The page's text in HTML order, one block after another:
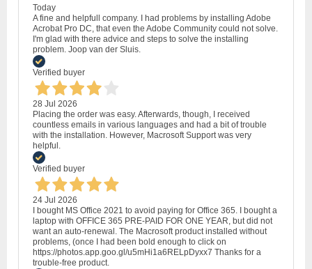
Today
A fine and helpfull company. I had problems by installing Adobe
Acrobat Pro DC, that even the Adobe Community could not solve.
I'm glad with there advice and steps to solve the installing
problem. Joop van der Sluis.
Verified buyer
28 Jul 2026
Placing the order was easy. Afterwards, though, I received
countless emails in various languages and had a bit of trouble
with the installation. However, Macrosoft Support was very
helpful.
Verified buyer
24 Jul 2026
I bought MS Office 2021 to avoid paying for Office 365. I bought a
laptop with OFFICE 365 PRE-PAID FOR ONE YEAR, but did not
want an auto-renewal. The Macrosoft product installed without
problems, (once I had been bold enough to click on
https://photos.app.goo.gl/u5mHi1a6RELpDyxx7 Thanks for a
trouble-free product.